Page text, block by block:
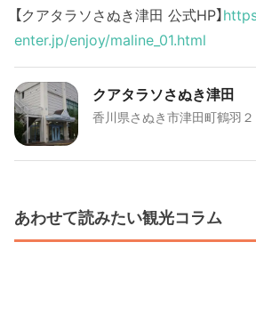
【クアタラソさぬき津田 公式HP】
enter.jp/enjoy/maline_01.html
クアタラソさぬき津田
香川県さぬき市津田町鶴羽２
あわせて読みたい観光コラム